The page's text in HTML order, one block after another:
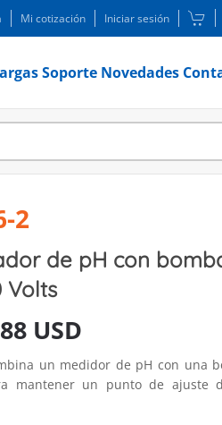
Mi cotización Iniciar sesión
Soporte Novedades
2
de pH con
Volts
USD
un medidor de pH con una
mantener un punto de ajuste